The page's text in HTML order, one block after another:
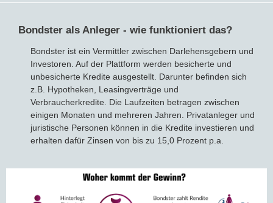
Bondster als Anleger - wie funktioniert das?
Bondster ist ein Vermittler zwischen Darlehensgebern und
Investoren. Auf der Plattform werden besicherte und
unbesicherte Kredite ausgestellt. Darunter befinden sich
z.B. Hypotheken, Leasingverträge und
Verbraucherkredite. Die Laufzeiten betragen zwischen
einigen Monaten und mehreren Jahren. Privatanleger und
juristische Personen können in die Kredite investieren und
erhalten dafür Zinsen von bis zu 15,0 Prozent p.a.